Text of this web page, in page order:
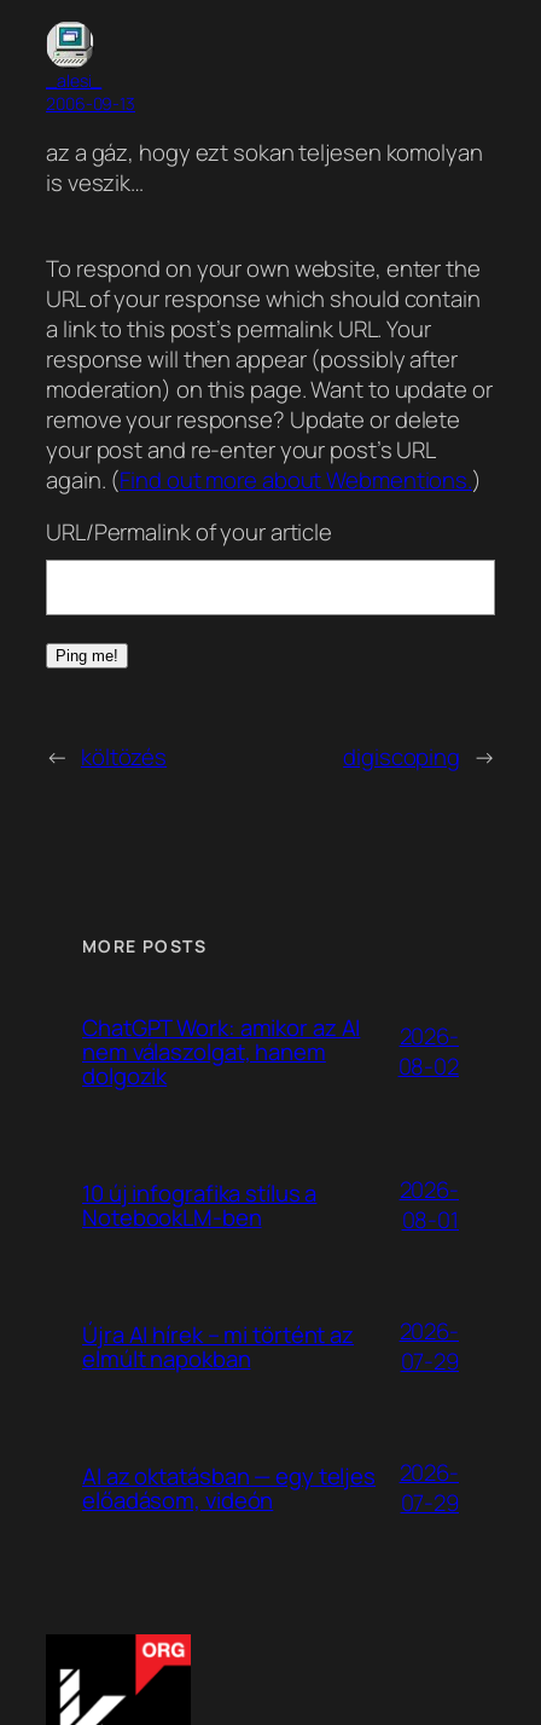
_alesi_
2006-09-13
az a gáz, hogy ezt sokan teljesen komolyan
is veszik…
To respond on your own website, enter the
URL of your response which should contain
a link to this post’s permalink URL. Your
response will then appear (possibly after
moderation) on this page. Want to update or
remove your response? Update or delete
your post and re-enter your post’s URL
again. (Find out more about Webmentions.)
URL/Permalink of your article
← költözés digiscoping →
MORE POSTS
ChatGPT Work: amikor az AI
nem válaszolgat, hanem
dolgozik
2026-
08-02
10 új infografika stílus a
NotebookLM-ben
2026-
08-01
Újra AI hírek – mi történt az
elmúlt napokban
2026-
07-29
AI az oktatásban — egy teljes
előadásom, videón
2026-
07-29